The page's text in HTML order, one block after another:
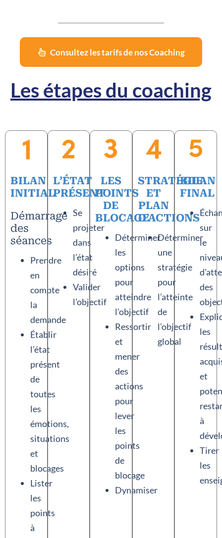
Consultez les tarifs de nos Coaching
Les étapes du coaching
BILAN
INITIAL
Démarrage
des
séances
Prendre
en
compte
la
demande
Établir
l’état
présent
de
toutes
les
émotions,
situations
et
blocages
Lister
les
points
à
L’ÉTAT
PRÉSENT
Se
projeter
dans
l’état
désiré
Valider
l’objectif
LES
POINTS
DE
BLOCAGE
Déterminer
les
options
pour
atteindre
l’objectif
Ressortir
et
mener
des
actions
pour
lever
les
points
de
blocage
Dynamiser
STRATÉGIE
ET
PLAN
D’ACTIONS
Déterminer
une
stratégie
pour
l’atteinte
de
l’objectif
global
BILAN
FINAL
sur
le
des
les
et
à
Tirer
les